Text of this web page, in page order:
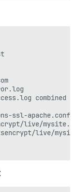
combined
ssl-apache.conf
live/
live/